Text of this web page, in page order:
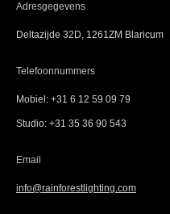
Adresgegevens
Deltazijde 32D, 1261ZM Blaricum
Telefoonnummers
Mobiel: +31 6 12 59 09 79
Studio: +31 35 36 90 543
Email
info@rainforestlighting.com